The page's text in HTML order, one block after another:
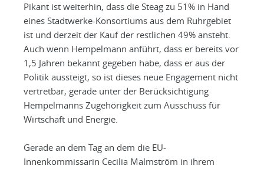
Pikant ist weiterhin, dass die Steag zu 51% in Hand
eines Stadtwerke-Konsortiums aus dem Ruhrgebiet
ist und derzeit der Kauf der restlichen 49% ansteht.
Auch wenn Hempelmann anführt, dass er bereits vor
1,5 Jahren bekannt gegeben habe, dass er aus der
Politik aussteigt, so ist dieses neue Engagement nicht
vertretbar, gerade unter der Berücksichtigung
Hempelmanns Zugehörigkeit zum Ausschuss für
Wirtschaft und Energie.
Gerade an dem Tag an dem die EU-
Innenkommissarin Cecilia Malmström in ihrem